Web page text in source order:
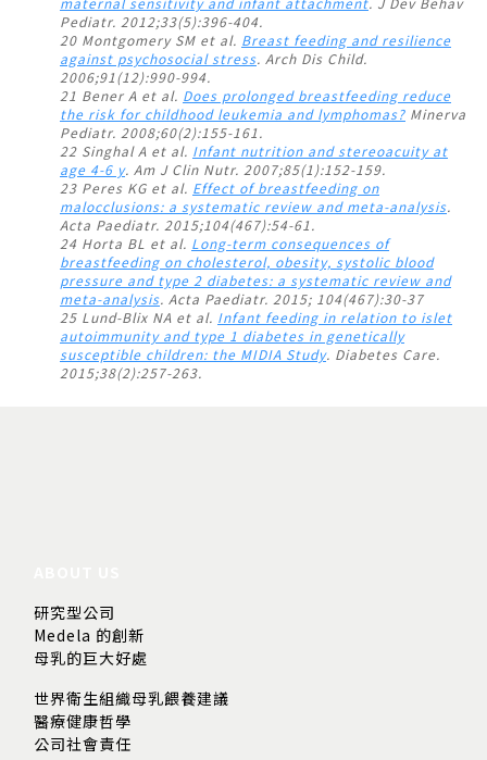
Pediatr. 2012;33(5):396-404.
20 Montgomery SM et al. Breast feeding and resilience
against psychosocial stress. Arch Dis Child.
2006;91(12):990-994.
21 Bener A et al. Does prolonged breastfeeding reduce
the risk for childhood leukemia and lymphomas? Minerva
Pediatr. 2008;60(2):155-161.
22 Singhal A et al. Infant nutrition and stereoacuity at
age 4-6 y. Am J Clin Nutr. 2007;85(1):152-159.
23 Peres KG et al. Effect of breastfeeding on
malocclusions: a systematic review and meta-analysis.
Acta Paediatr. 2015;104(467):54-61.
24 Horta BL et al. Long-term consequences of
breastfeeding on cholesterol, obesity, systolic blood
pressure and type 2 diabetes: a systematic review and
meta-analysis. Acta Paediatr. 2015; 104(467):30-37
25 Lund-Blix NA et al. Infant feeding in relation to islet
autoimmunity and type 1 diabetes in genetically
susceptible children: the MIDIA Study. Diabetes Care.
2015;38(2):257-263.
研究型公司
Medela 的創新
母乳的巨大好處
世界衛生組織母乳餵養建議
醫療健康哲學
公司社會責任